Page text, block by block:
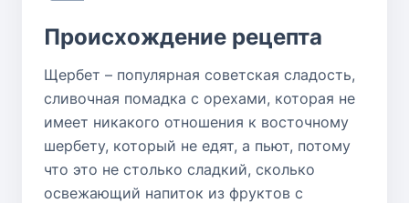
Происхождение рецепта
Щербет – популярная советская сладость,
сливочная помадка с орехами, которая не
имеет никакого отношения к восточному
шербету, который не едят, а пьют, потому
что это не столько сладкий, сколько
освежающий напиток из фруктов с